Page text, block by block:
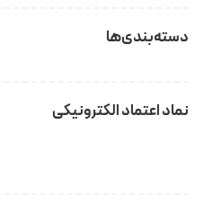
دسته‌بندی‌ها
نماد اعتماد الکترونیکی